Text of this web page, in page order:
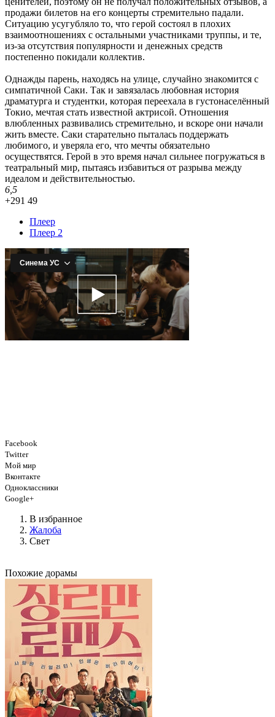
продажи билетов на его концерты стремительно падали.
Ситуацию усугубляло то, что герой состоял в плохих
взаимоотношениях с остальными участниками труппы, и те,
из-за отсутствия популярности и денежных средств
постепенно покидали коллектив.
Однажды парень, находясь на улице, случайно знакомится с
симпатичной Саки. Так и завязалась любовная история
драматурга и студентки, которая переехала в густонаселённый
Токио, мечтая стать известной актрисой. Отношения
влюбленных развивались стремительно, и вскоре они начали
жить вместе. Саки старательно пыталась поддержать
любимого, и уверяла его, что мечты обязательно
осуществятся. Герой в это время начал сильнее погружаться в
театральный мир, пытаясь избавиться от разрыва между
идеалом и действительностью.
6,5
+291 49
Плеер
Плеер 2
Facebook
Twitter
Мой мир
Вконтакте
Одноклассники
Google+
В избранное
Жалоба
Свет
Похожие дорамы